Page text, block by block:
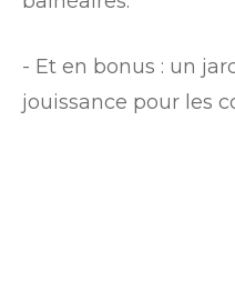
- Et en bonus : un
jouissance pour les